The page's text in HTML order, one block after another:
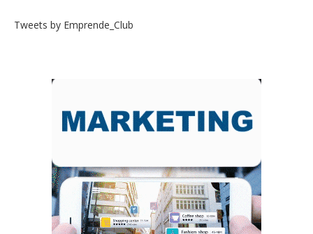
Tweets by Emprende_Club